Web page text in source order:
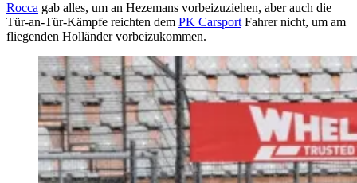
Rocca gab alles, um an Hezemans vorbeizuziehen, aber auch die
Tür-an-Tür-Kämpfe reichten dem PK Carsport Fahrer nicht, um am
fliegenden Holländer vorbeizukommen.